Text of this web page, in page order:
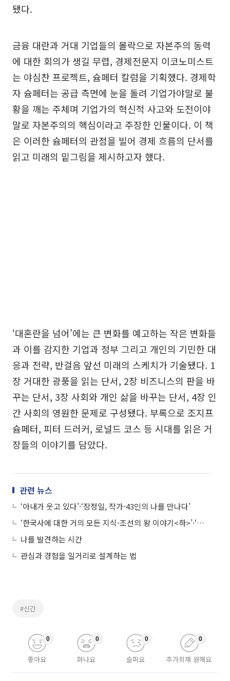
됐다.
금융 대란과 거대 기업들의 몰락으로 자본주의 동력
에 대한 회의가 생길 무렵, 경제전문지 이코노미스트
는 야심찬 프로젝트, 슘페터 칼럼을 기획했다. 경제학
자 슘페터는 공급 측면에 눈을 돌려 기업가야말로 불
황을 깨는 주체며 기업가의 혁신적 사고와 도전이야
말로 자본주의의 핵심이라고 주장한 인물이다. 이 책
은 이러한 슘페터의 관점을 빌어 경제 흐름의 단서를
읽고 미래의 밑그림을 제시하고자 했다.
‘대혼란을 넘어’에는 큰 변화를 예고하는 작은 변화들
과 이를 감지한 기업과 정부 그리고 개인의 기민한 대
응과 전략, 반걸음 앞선 미래의 스케치가 기술됐다. 1
장 거대한 광풍을 읽는 단서, 2장 비즈니스의 판을 바
꾸는 단서, 3장 사회와 개인 삶을 바꾸는 단서, 4장 인
간 사회의 영원한 문제로 구성됐다. 부록으로 조지프
슘페터, 피터 드러커, 로널드 코스 등 시대를 읽은 거
장들의 이야기를 담았다.
관련 뉴스
‘아내가 웃고 있다’·‘장정일, 작가-43인의 나를 만나다’
‘한국사에 대한 거의 모든 지식-조선의 왕 이야기<하>’·‘인생에서 가장 소중한 것은 고수에게 훔쳐라’
나를 발견하는 시간
관심과 경험을 일거리로 설계하는 법
#신간
좋아요
0
화나요
0
슬퍼요
0
추가취재 원해요
0